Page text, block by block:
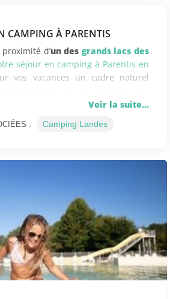
CAMPING À PARENTIS
d’un des grands lacs des
séjour en camping à Parentis en
vos vacances un cadre naturel
de l’eau, pour vous baigner ou
nautiques. Installé dans votre
explorer le lac de Parentis à votre
en
location de mobilhome à
étonné par toutes les activités
lac ! Si vous aimez la pêche à la
poissons comme des anguilles,
A Parentis, lapêche à la
grandes activités du lac ! Vous
au cœur d’un environnement
Voir la suite...
: Camping Landes